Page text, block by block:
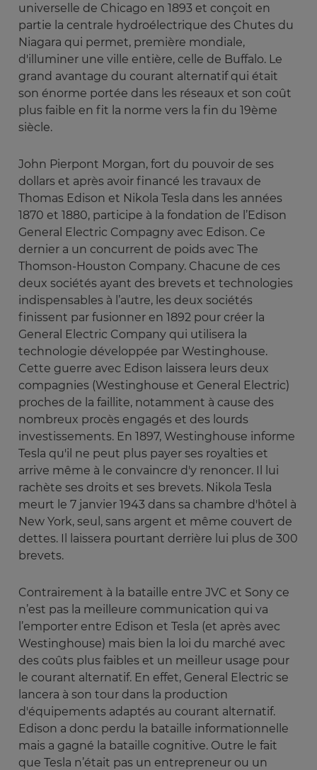
universelle de Chicago en 1893 et conçoit en
partie la centrale hydroélectrique des Chutes du
Niagara qui permet, première mondiale,
d'illuminer une ville entière, celle de Buffalo. Le
grand avantage du courant alternatif qui était
son énorme portée dans les réseaux et son coût
plus faible en fit la norme vers la fin du 19ème
siècle.
John Pierpont Morgan, fort du pouvoir de ses
dollars et après avoir financé les travaux de
Thomas Edison et Nikola Tesla dans les années
1870 et 1880, participe à la fondation de l’Edison
General Electric Compagny avec Edison. Ce
dernier a un concurrent de poids avec The
Thomson-Houston Company. Chacune de ces
deux sociétés ayant des brevets et technologies
indispensables à l’autre, les deux sociétés
finissent par fusionner en 1892 pour créer la
General Electric Company qui utilisera la
technologie développée par Westinghouse.
Cette guerre avec Edison laissera leurs deux
compagnies (Westinghouse et General Electric)
proches de la faillite, notamment à cause des
nombreux procès engagés et des lourds
investissements. En 1897, Westinghouse informe
Tesla qu'il ne peut plus payer ses royalties et
arrive même à le convaincre d'y renoncer. Il lui
rachète ses droits et ses brevets. Nikola Tesla
meurt le 7 janvier 1943 dans sa chambre d'hôtel à
New York, seul, sans argent et même couvert de
dettes. Il laissera pourtant derrière lui plus de 300
brevets.
Contrairement à la bataille entre JVC et Sony ce
n’est pas la meilleure communication qui va
l’emporter entre Edison et Tesla (et après avec
Westinghouse) mais bien la loi du marché avec
des coûts plus faibles et un meilleur usage pour
le courant alternatif. En effet, General Electric se
lancera à son tour dans la production
d'équipements adaptés au courant alternatif.
Edison a donc perdu la bataille informationnelle
mais a gagné la bataille cognitive. Outre le fait
que Tesla n’était pas un entrepreneur ou un